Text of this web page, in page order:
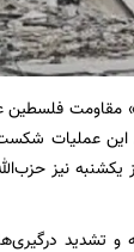
مقاومت فلسطین
عملیات شکست
نیز
و تشدید